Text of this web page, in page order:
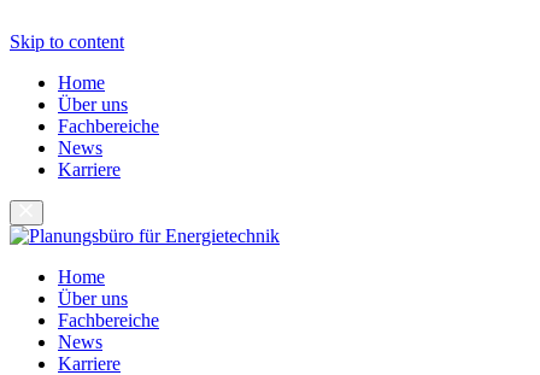
Skip to content
Home
Über uns
Fachbereiche
News
Karriere
Home
Über uns
Fachbereiche
News
Karriere